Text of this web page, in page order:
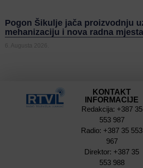
Pogon Šikulje jača proizvodnju
mehanizaciju i nova radna mjesta
6. Augusta 2026.
KONTAKT
INFORMACIJE
Redakcija: +387 35
553 987
Radio: +387 35 553
967
Direktor: +387 35
553 988